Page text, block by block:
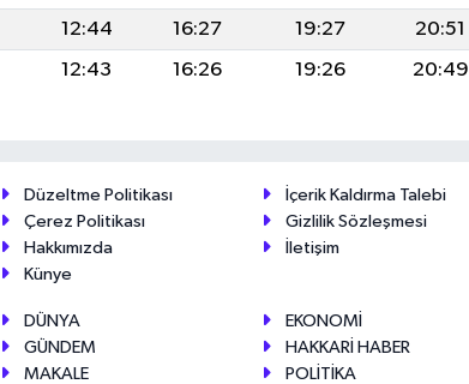
12:44 16:27 19:27
20:51
12:43 16:26 19:26 20:49
Düzeltme Politikası
İçerik Kaldırma Talebi
Çerez Politikası
Gizlilik Sözleşmesi
Hakkımızda
İletişim
Künye
DÜNYA
EKONOMİ
GÜNDEM
HAKKARİ HABER
MAKALE
POLİTİKA